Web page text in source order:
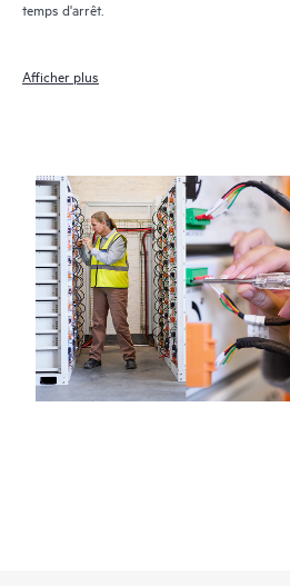
temps d'arrêt.
Afficher plus